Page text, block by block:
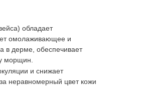
обладает
омолаживающее и
в дерме, обеспечивает
морщин.
и снижает
неравномерный цвет кожи